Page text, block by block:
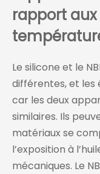
rapport
Le silicone et le
différentes, et les
car les deux
similaires. Ils
matériaux se
l’exposition à
mécaniques. Le